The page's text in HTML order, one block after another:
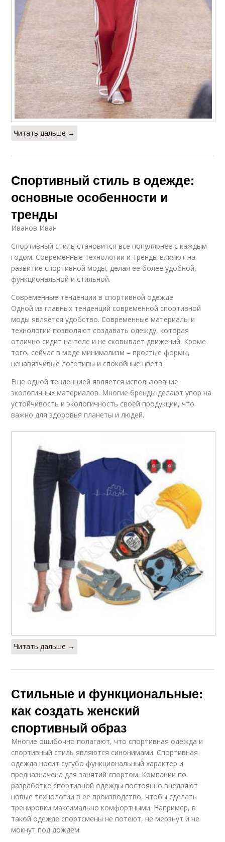
Читать дальше →
Спортивный стиль в одежде:
основные особенности и
тренды
Иванов Иван
Спортивный стиль становится все популярнее с каждым
годом. Современные технологии и тренды влияют на
развитие спортивной моды, делая ее более удобной,
функциональной и стильной.
Современные тенденции в спортивной одежде
Одной из главных тенденций современной спортивной
моды является удобство. Современные материалы и
технологии позволяют создавать одежду, которая
отлично сидит на теле и не сковывает движений. Кроме
того, сейчас в моде минимализм – простые формы,
ненавязчивые логотипы и спокойные цвета.
Еще одной тенденцией является использование
экологичных материалов. Многие бренды делают упор на
устойчивость и экологичность своей продукции, что
важно для здоровья планеты и людей.
Читать дальше →
Стильные и функциональные:
как создать женский
спортивный образ
Многие ошибочно полагают, что спортивная одежда и
спортивный стиль являются синонимами. Спортивная
одежда носит сугубо функциональный характер и
предназначена для занятий спортом. Компании по
разработке спортивной одежды постоянно внедряют
новые технологии в ее производство, чтобы сделать
тренировки максимально комфортными. Например, в
такой одежде спортсмены не потеют, не мерзнут и не
мокнут под дождем.